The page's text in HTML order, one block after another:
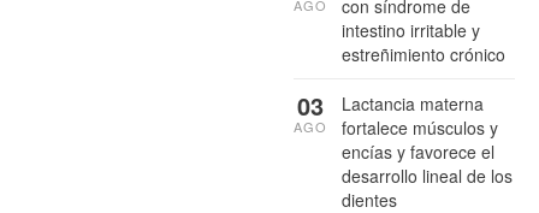
con síndrome de
intestino irritable y
estreñimiento crónico
AGO
Lactancia materna
fortalece músculos y
encías y favorece el
desarrollo lineal de los
dientes
03
AGO